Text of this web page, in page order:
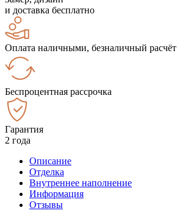
и доставка бесплатно
Оплата наличными, безналичный расчёт
Беспроцентная рассрочка
Гарантия
2 года
Описание
Отделка
Внутреннее наполнение
Информация
Отзывы